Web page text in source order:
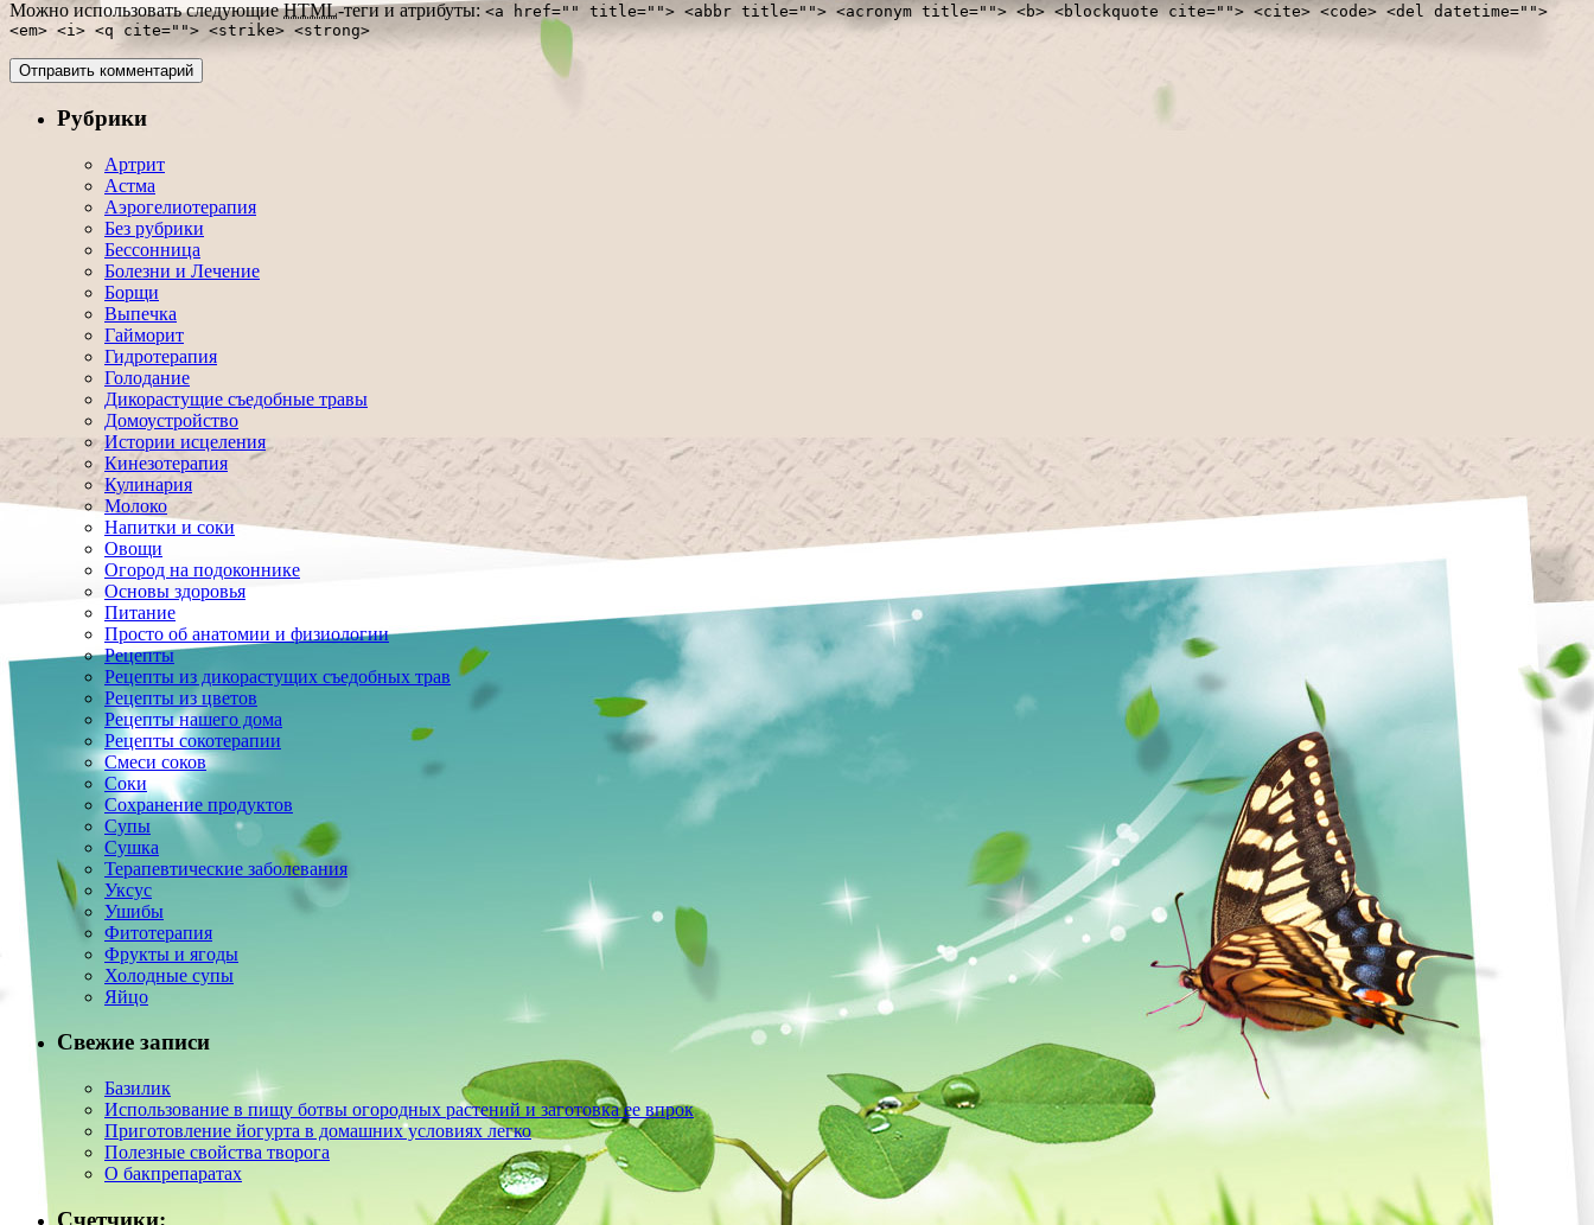
Можно использовать следующиеHTML-теги и атрибуты: <a href="" title=""> <abbr title=""> <acronym title=""> <b> <blockquote cite=""> <cite> <code> <del datetime="">
<em> <i> <q cite=""> <strike> <strong>
Рубрики
Артрит
Астма
Аэрогелиотерапия
Без рубрики
Бессонница
Болезни и Лечение
Борщи
Выпечка
Гайморит
Гидротерапия
Голодание
Дикорастущие съедобные травы
Домоустройство
Истории исцеления
Кинезотерапия
Кулинария
Молоко
Напитки и соки
Овощи
Огород на подоконнике
Основы здоровья
Питание
Просто об анатомии и физиологии
Рецепты
Рецепты из дикорастущих съедобных трав
Рецепты из цветов
Рецепты нашего дома
Рецепты сокотерапии
Смеси соков
Соки
Сохранение продуктов
Супы
Сушка
Терапевтические заболевания
Уксус
Ушибы
Фитотерапия
Фрукты и ягоды
Холодные супы
Яйцо
Свежие записи
Базилик
Использование в пищу ботвы огородных растений и заготовка ее впрок
Приготовление йогурта в домашних условиях легко
Полезные свойства творога
О бакпрепаратах
Счетчики: